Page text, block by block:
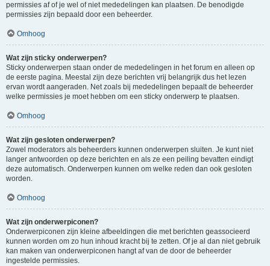
permissies af of je wel of niet mededelingen kan plaatsen. De benodigde
permissies zijn bepaald door een beheerder.
Omhoog
Wat zijn sticky onderwerpen?
Sticky onderwerpen staan onder de mededelingen in het forum en alleen op
de eerste pagina. Meestal zijn deze berichten vrij belangrijk dus het lezen
ervan wordt aangeraden. Net zoals bij mededelingen bepaalt de beheerder
welke permissies je moet hebben om een sticky onderwerp te plaatsen.
Omhoog
Wat zijn gesloten onderwerpen?
Zowel moderators als beheerders kunnen onderwerpen sluiten. Je kunt niet
langer antwoorden op deze berichten en als ze een peiling bevatten eindigt
deze automatisch. Onderwerpen kunnen om welke reden dan ook gesloten
worden.
Omhoog
Wat zijn onderwerpiconen?
Onderwerpiconen zijn kleine afbeeldingen die met berichten geassocieerd
kunnen worden om zo hun inhoud kracht bij te zetten. Of je al dan niet gebruik
kan maken van onderwerpiconen hangt af van de door de beheerder
ingestelde permissies.